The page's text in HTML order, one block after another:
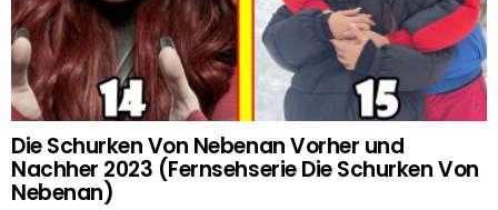
Die Schurken Von Nebenan Vorher und
Nachher 2023 (Fernsehserie Die Schurken Von
Nebenan)